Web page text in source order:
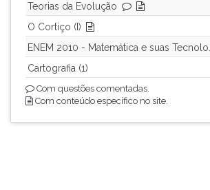
Teorias da Evolução
O Cortiço (I)
ENEM 2010 - Matemática e suas Tecnolo...
Cartografia (1)
Com questões comentadas.
Com conteúdo específico no site.